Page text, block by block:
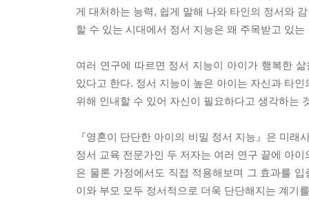
게 대처하는 능력, 쉽게 말해 나와 타인의 정서와
할 수 있는 시대에서 정서 지능은 왜 주목받고 있는
여러 연구에 따르면 정서 지능이 아이가 행복한
있다고 한다. 정서 지능이 높은 아이는 자신과 타
위해 인내할 수 있어 자신이 필요하다고 생각하는
『영혼이 단단한 아이의 비밀 정서 지능』은 미래
정서 교육 전문가인 두 저자는 여러 연구 끝에 아
은 물론 가정에서도 직접 적용해보며 그 효과를
이와 부모 모두 정서적으로 더욱 단단해지는 계기